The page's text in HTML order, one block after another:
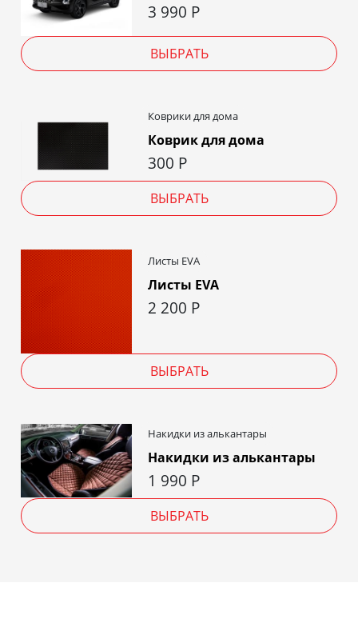
3 990 Р
ВЫБРАТЬ
Коврики для дома
Коврик для дома
300 Р
ВЫБРАТЬ
Листы EVA
Листы EVA
2 200 Р
ВЫБРАТЬ
Накидки из алькантары
Накидки из алькантары
1 990 Р
ВЫБРАТЬ